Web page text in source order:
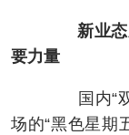
新业态新模
要力量
国内“双11”
场的“黑色星期